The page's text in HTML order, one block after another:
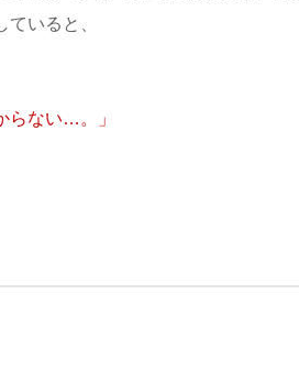
いると、
らない…。」